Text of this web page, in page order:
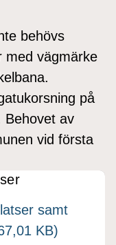
behövs
med vägmärke
på
Behovet av
vid första
samt
KB)